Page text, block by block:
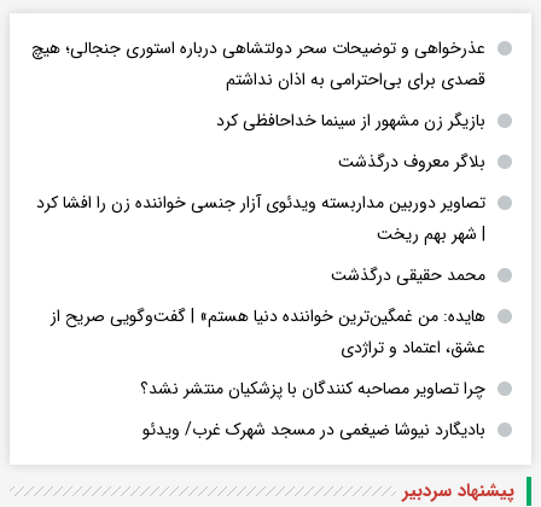
عذرخواهی و توضیحات سحر دولتشاهی درباره استوری جنجالی؛ هیچ
قصدی برای بی‌احترامی به اذان نداشتم
بازیگر زن مشهور از سینما خداحافظی کرد
بلاگر معروف درگذشت
تصاویر دوربین مداربسته ویدئوی آزار جنسی خواننده زن را افشا کرد
| شهر بهم ریخت
محمد حقیقی درگذشت
هایده: من غمگین‌ترین خواننده دنیا هستم» | گفت‌وگویی صریح از
عشق، اعتماد و تراژدی
چرا تصاویر مصاحبه کنندگان با پزشکیان منتشر نشد؟
بادیگارد نیوشا ضیغمی در مسجد شهرک غرب/ ویدئو
پیشنهاد سردبیر